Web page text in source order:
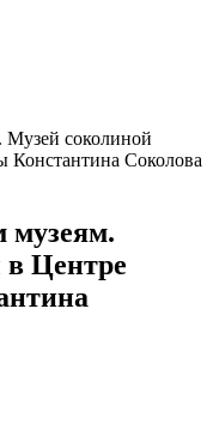
Музей соколиной
Константина Соколова
музеям.
в Центре